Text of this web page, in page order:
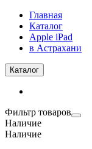
Главная
Каталог
Apple iPad
в Астрахани
Каталог
Фильтр товаров
Наличие
Наличие